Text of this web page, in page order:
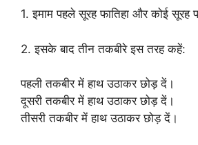
1. इमाम पहले सूरह फातिहा और कोई सूरह
2. इसके बाद तीन तकबीरे इस तरह कहें:
पहली तकबीर में हाथ उठाकर छोड़ दें।
दूसरी तकबीर में हाथ उठाकर छोड़ दें।
तीसरी तकबीर में हाथ उठाकर छोड़ दें।